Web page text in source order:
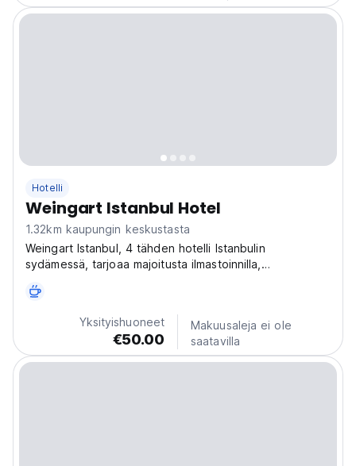
Hotelli
Weingart Istanbul Hotel
1.32km kaupungin keskustasta
Weingart Istanbul, 4 tähden hotelli Istanbulin
sydämessä, tarjoaa majoitusta ilmastoinnilla,
hotellissa.
Yksityishuoneet
€50.00
Makuusaleja ei ole
saatavilla